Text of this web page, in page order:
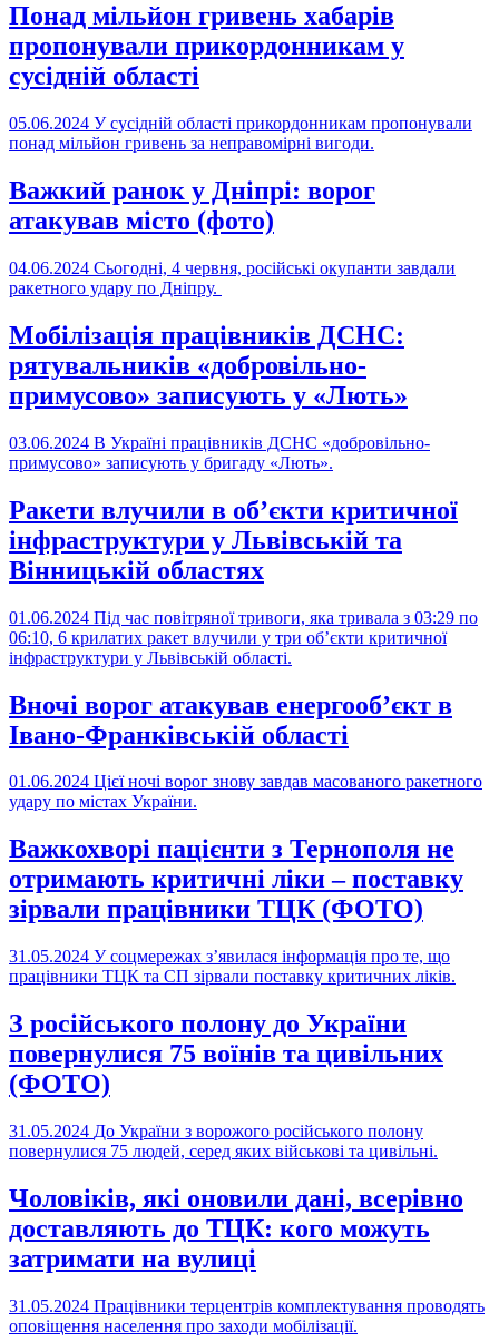
Понад мільйон гривень хабарів
пропонували прикордонникам у
сусідній області
05.06.2024 У сусідній області прикордонникам пропонували
понад мільйон гривень за неправомірні вигоди.
Важкий ранок у Дніпрі: ворог
атакував місто (фото)
04.06.2024 Сьогодні, 4 червня, російські окупанти завдали
ракетного удару по Дніпру.
Мобілізація працівників ДСНС:
рятувальників «добровільно-
примусово» записують у «Лють»
03.06.2024 В Україні працівників ДСНС «добровільно-
примусово» записують у бригаду «Лють».
Ракети влучили в обʼєкти критичної
інфраструктури у Львівській та
Вінницькій областях
01.06.2024 Під час повітряної тривоги, яка тривала з 03:29 по
06:10, 6 крилатих ракет влучили у три обʼєкти критичної
інфраструктури у Львівській області.
Вночі ворог атакував енергооб’єкт в
Івано-Франківській області
01.06.2024 Цієї ночі ворог знову завдав масованого ракетного
удару по містах України.
Важкохворі пацієнти з Тернополя не
отримають критичні ліки – поставку
зірвали працівники ТЦК (ФОТО)
31.05.2024 У соцмережах з’явилася інформація про те, що
працівники ТЦК та СП зірвали поставку критичних ліків.
З російського полону до України
повернулися 75 воїнів та цивільних
(ФОТО)
31.05.2024 До України з ворожого російського полону
повернулися 75 людей, серед яких військові та цивільні.
Чоловіків, які оновили дані, всерівно
доставляють до ТЦК: кого можуть
затримати на вулиці
31.05.2024 Працівники терцентрів комплектування проводять
оповіщення населення про заходи мобілізації.